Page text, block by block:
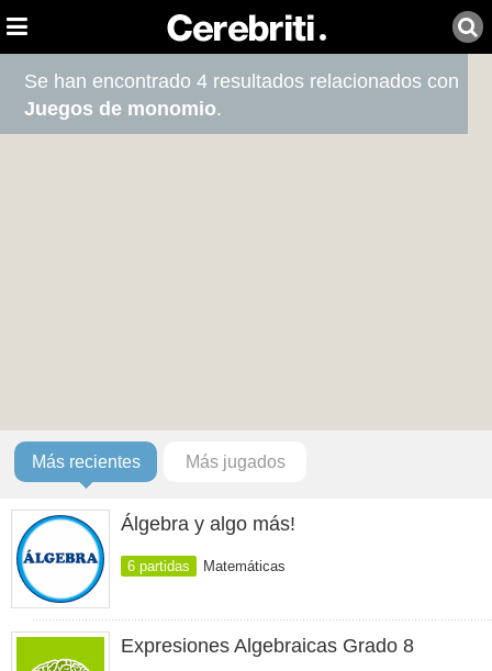
Se han encontrado 4 resultados relacionados con
Juegos de monomio.
Más recientes Más jugados
Álgebra y algo más!
6 partidas Matemáticas
Expresiones Algebraicas Grado 8